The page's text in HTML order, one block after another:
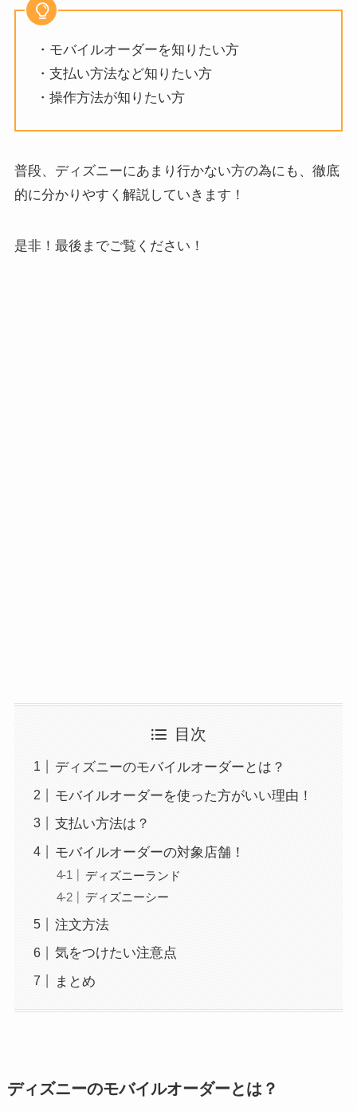
・モバイルオーダーを知りたい方
・支払い方法など知りたい方
・操作方法が知りたい方
普段、ディズニーにあまり行かない方の為にも、徹底
的に分かりやすく解説していきます！
是非！最後までご覧ください！
目次
ディズニーのモバイルオーダーとは？
モバイルオーダーを使った方がいい理由！
支払い方法は？
モバイルオーダーの対象店舗！
ディズニーランド
ディズニーシー
注文方法
気をつけたい注意点
まとめ
ディズニーのモバイルオーダーとは？